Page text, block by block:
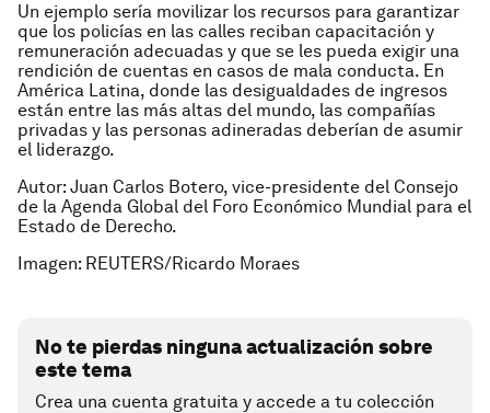
Un ejemplo sería movilizar los recursos para garantizar
que los policías en las calles reciban capacitación y
remuneración adecuadas y que se les pueda exigir una
rendición de cuentas en casos de mala conducta. En
América Latina, donde las desigualdades de ingresos
están entre las más altas del mundo, las compañías
privadas y las personas adineradas deberían de asumir
el liderazgo.
Autor: Juan Carlos Botero, vice-presidente del Consejo
de la Agenda Global del Foro Económico Mundial para el
Estado de Derecho.
Imagen: REUTERS/Ricardo Moraes
No te pierdas ninguna actualización sobre
este tema
Crea una cuenta gratuita y accede a tu colección